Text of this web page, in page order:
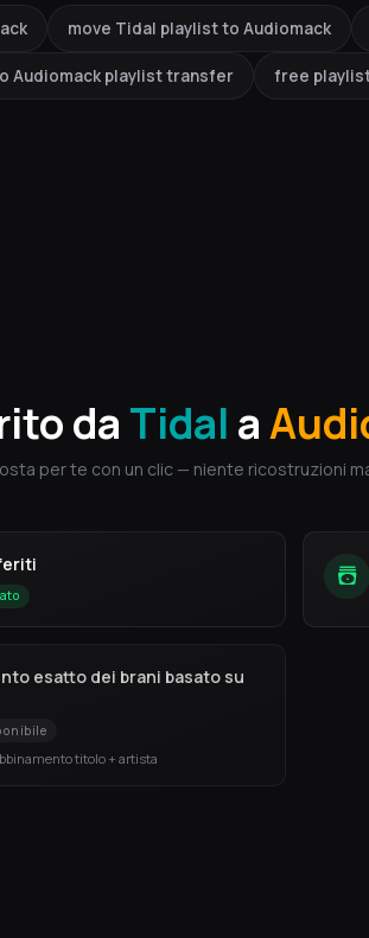
move Tidal playlist to Audiomack
Audiomack playlist transfer free
da Tidal a
per te con un clic — niente ricostruzioni
esatto dei brani basato su
titolo + artista